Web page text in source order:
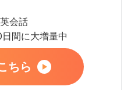
会話
間に大増量中
ちら